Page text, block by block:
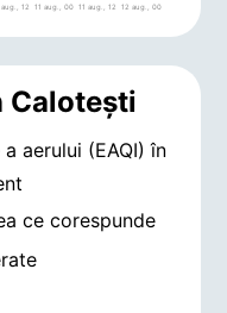
aug., 12 11 aug., 00 11 aug., 12 12 aug., 00
Caloteşti
aerului (EAQI) în
ce corespunde